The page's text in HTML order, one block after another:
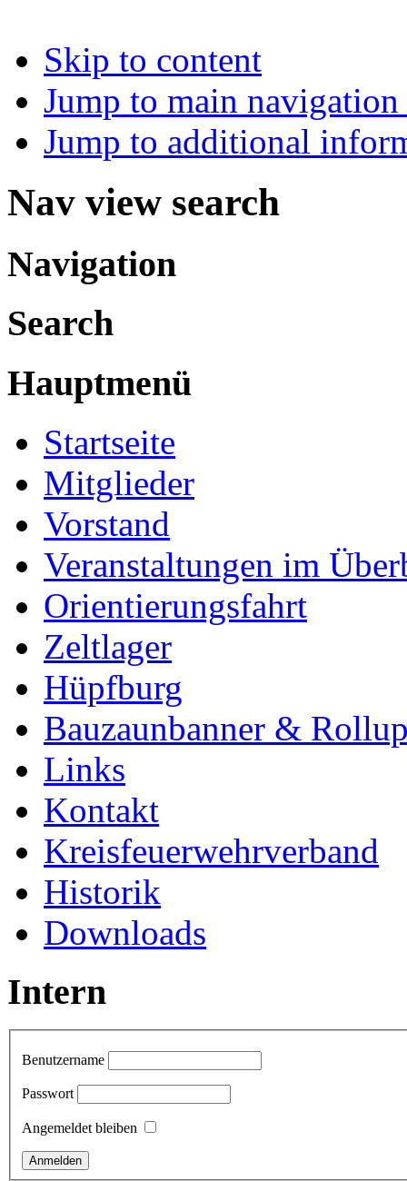
Skip to content
Jump to main
Jump to additional
Nav view search
Navigation
Search
Hauptmenü
Startseite
Mitglieder
Vorstand
Veranstaltungen im
Orientierungsfahrt
Zeltlager
Hüpfburg
Bauzaunbanner &
Links
Kontakt
Kreisfeuerwehrverband
Historik
Downloads
Intern
Benutzername
Passwort
Angemeldet bleiben